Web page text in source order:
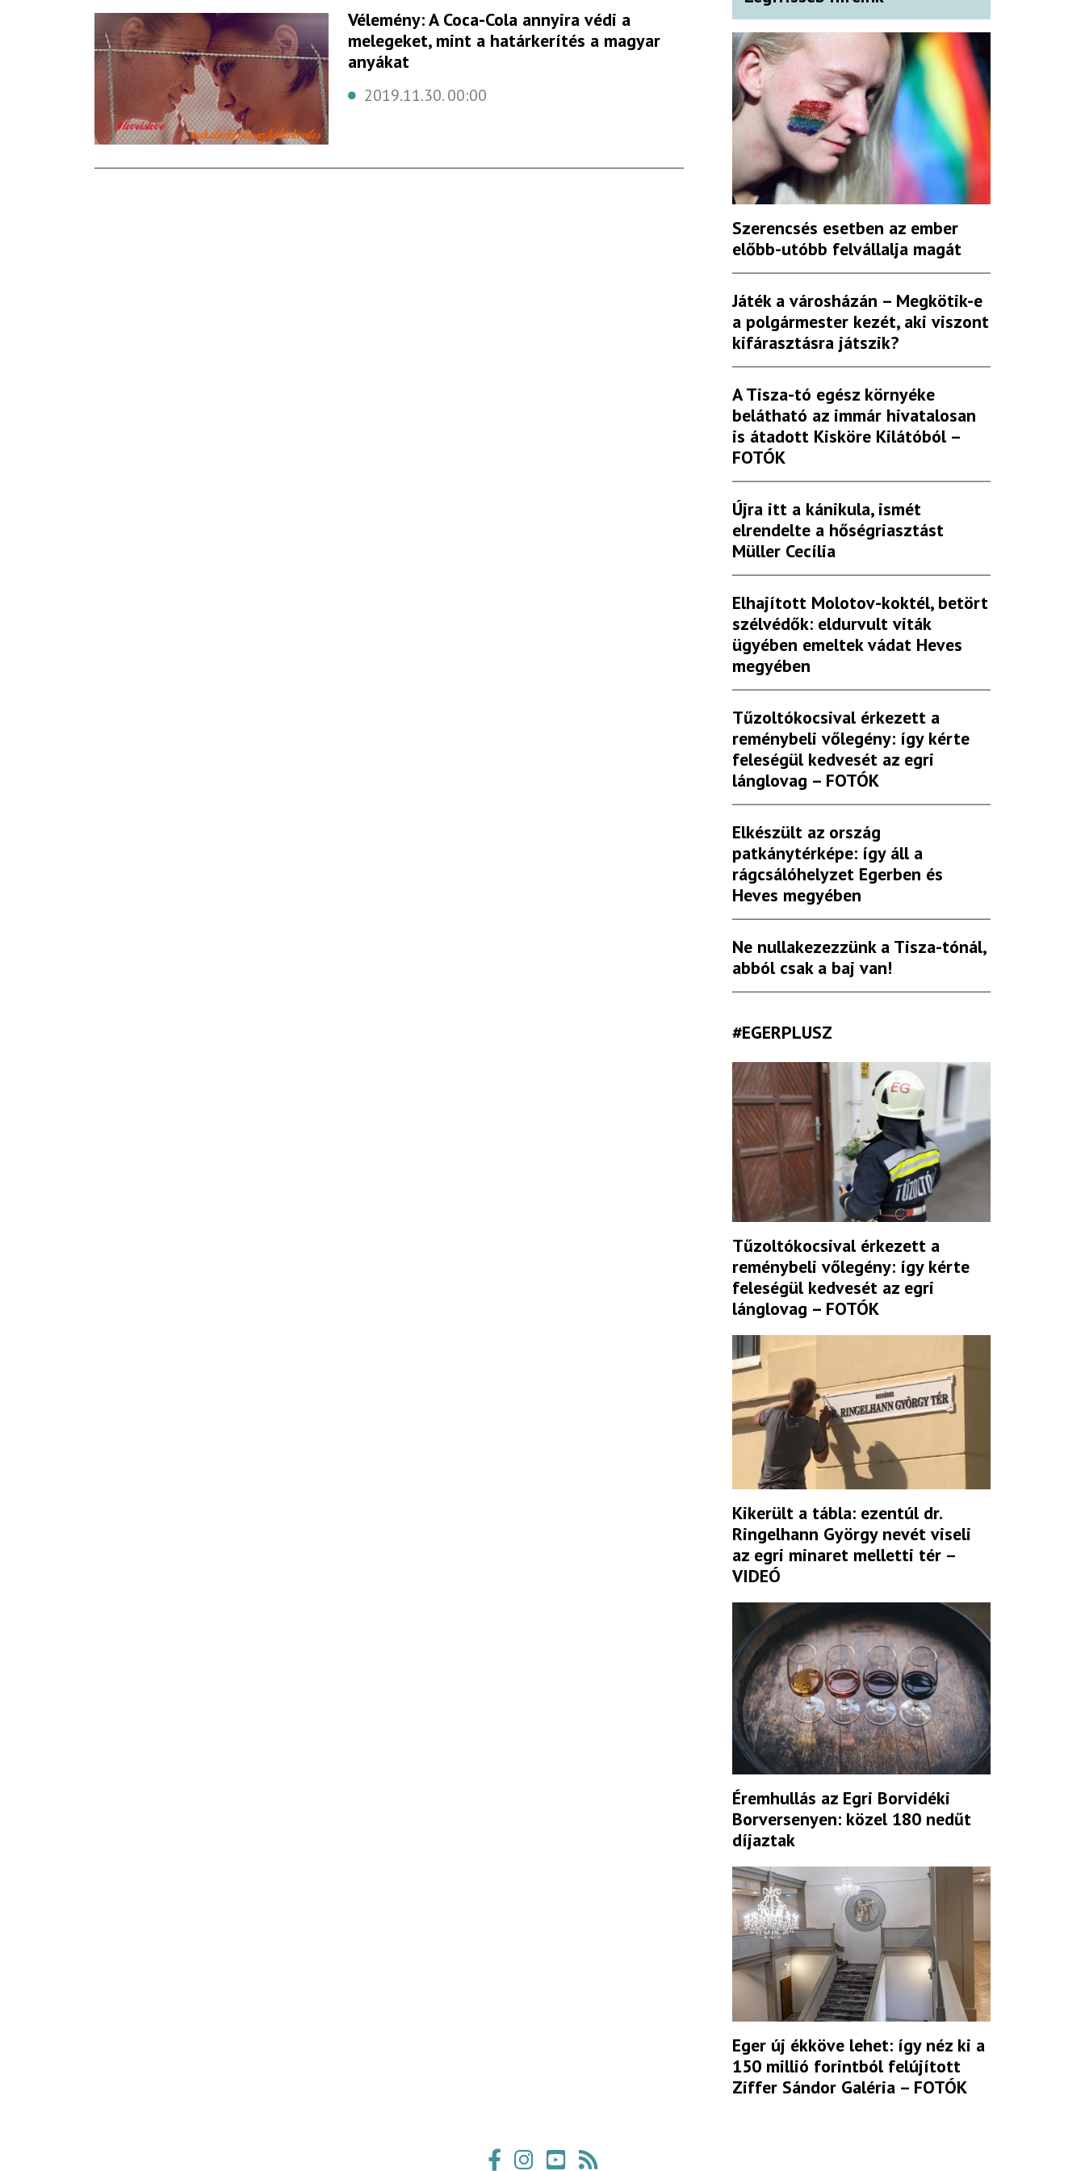
Vélemény: A Coca-Cola annyira védi a
melegeket, mint a határkerítés a magyar
anyákat
2019.11.30. 00:00
Szerencsés esetben az ember
előbb-utóbb felvállalja magát
Játék a városházán – Megkötik-e
a polgármester kezét, aki viszont
kifárasztásra játszik?
A Tisza-tó egész környéke
belátható az immár hivatalosan
is átadott Kisköre Kilátóból –
FOTÓK
Újra itt a kánikula, ismét
elrendelte a hőségriasztást
Müller Cecília
Elhajított Molotov-koktél, betört
szélvédők: eldurvult viták
ügyében emeltek vádat Heves
megyében
Tűzoltókocsival érkezett a
reménybeli vőlegény: így kérte
feleségül kedvesét az egri
lánglovag – FOTÓK
Elkészült az ország
patkánytérképe: így áll a
rágcsálóhelyzet Egerben és
Heves megyében
Ne nullakezezzünk a Tisza-tónál,
abból csak a baj van!
#EGERPLUSZ
Tűzoltókocsival érkezett a
reménybeli vőlegény: így kérte
feleségül kedvesét az egri
lánglovag – FOTÓK
Kikerült a tábla: ezentúl dr.
Ringelhann György nevét viseli
az egri minaret melletti tér –
VIDEÓ
Éremhullás az Egri Borvidéki
Borversenyen: közel 180 nedűt
díjaztak
Eger új ékköve lehet: így néz ki a
150 millió forintból felújított
Ziffer Sándor Galéria – FOTÓK